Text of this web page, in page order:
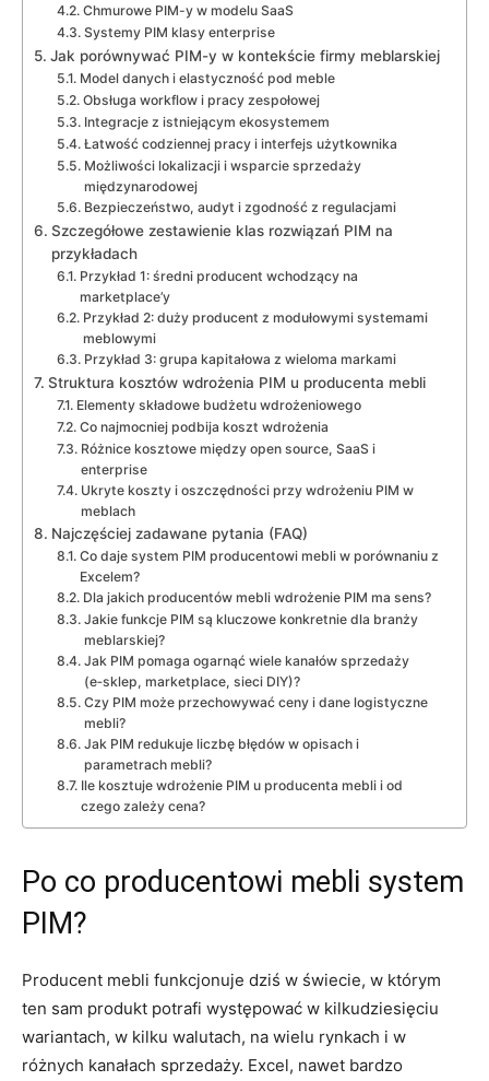
Chmurowe PIM-y w modelu SaaS
Systemy PIM klasy enterprise
Jak porównywać PIM-y w kontekście firmy meblarskiej
Model danych i elastyczność pod meble
Obsługa workflow i pracy zespołowej
Integracje z istniejącym ekosystemem
Łatwość codziennej pracy i interfejs użytkownika
Możliwości lokalizacji i wsparcie sprzedaży
międzynarodowej
Bezpieczeństwo, audyt i zgodność z regulacjami
Szczegółowe zestawienie klas rozwiązań PIM na
przykładach
Przykład 1: średni producent wchodzący na
marketplace’y
Przykład 2: duży producent z modułowymi systemami
meblowymi
Przykład 3: grupa kapitałowa z wieloma markami
Struktura kosztów wdrożenia PIM u producenta mebli
Elementy składowe budżetu wdrożeniowego
Co najmocniej podbija koszt wdrożenia
Różnice kosztowe między open source, SaaS i
enterprise
Ukryte koszty i oszczędności przy wdrożeniu PIM w
meblach
Najczęściej zadawane pytania (FAQ)
Co daje system PIM producentowi mebli w porównaniu z
Excelem?
Dla jakich producentów mebli wdrożenie PIM ma sens?
Jakie funkcje PIM są kluczowe konkretnie dla branży
meblarskiej?
Jak PIM pomaga ogarnąć wiele kanałów sprzedaży
(e‑sklep, marketplace, sieci DIY)?
Czy PIM może przechowywać ceny i dane logistyczne
mebli?
Jak PIM redukuje liczbę błędów w opisach i
parametrach mebli?
Ile kosztuje wdrożenie PIM u producenta mebli i od
czego zależy cena?
Po co producentowi mebli system
PIM?
Producent mebli funkcjonuje dziś w świecie, w którym
ten sam produkt potrafi występować w kilkudziesięciu
wariantach, w kilku walutach, na wielu rynkach i w
różnych kanałach sprzedaży. Excel, nawet bardzo